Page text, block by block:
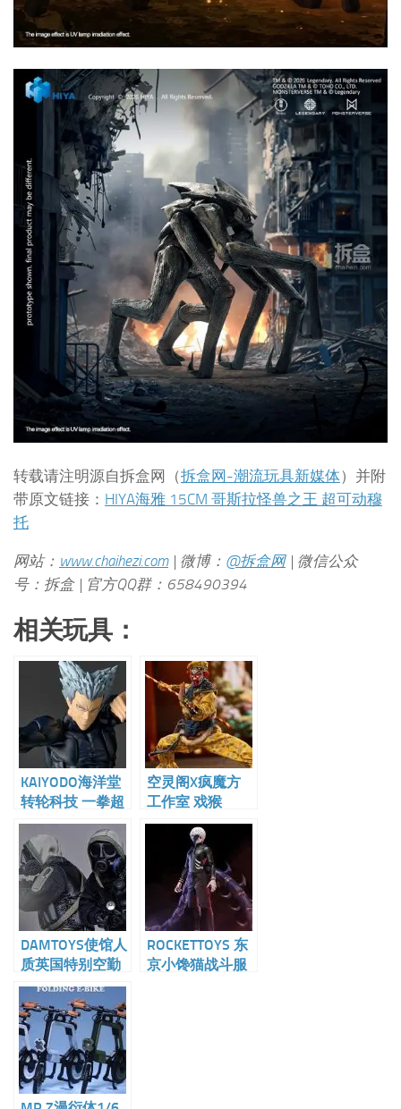
转载请注明源自拆盒网（拆盒网-潮流玩具新媒体）并附
带原文链接： HIYA海雅 15CM 哥斯拉怪兽之王 超可动穆
托
网站： www.chaihezi.com| 微博： @拆盒网| 微信公众
号：拆盒 | 官方QQ群：658490394
相关玩具：
KAIYODO海洋堂
转轮科技 一拳超
人 饿狼 可动人偶
空灵阁X疯魔方
工作室 戏猴
1/12可动人偶
DAMTOYS使馆人
质英国特别空勤
团反恐大队猎人
行动1/12
ROCKETTOYS 东
京小馋猫战斗服